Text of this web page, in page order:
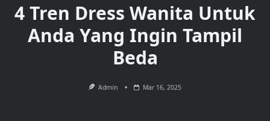
4 Tren Dress Wanita Untuk
Anda Yang Ingin Tampil
Beda
Admin Mar 16, 2025